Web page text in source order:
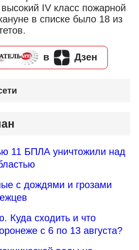
высокий IV класс пожарной
в списке было 18 из
в Дзен
11 БПЛА уничтожили над
с дождями и грозами
Куда сходить и что
с 6 по 13 августа?